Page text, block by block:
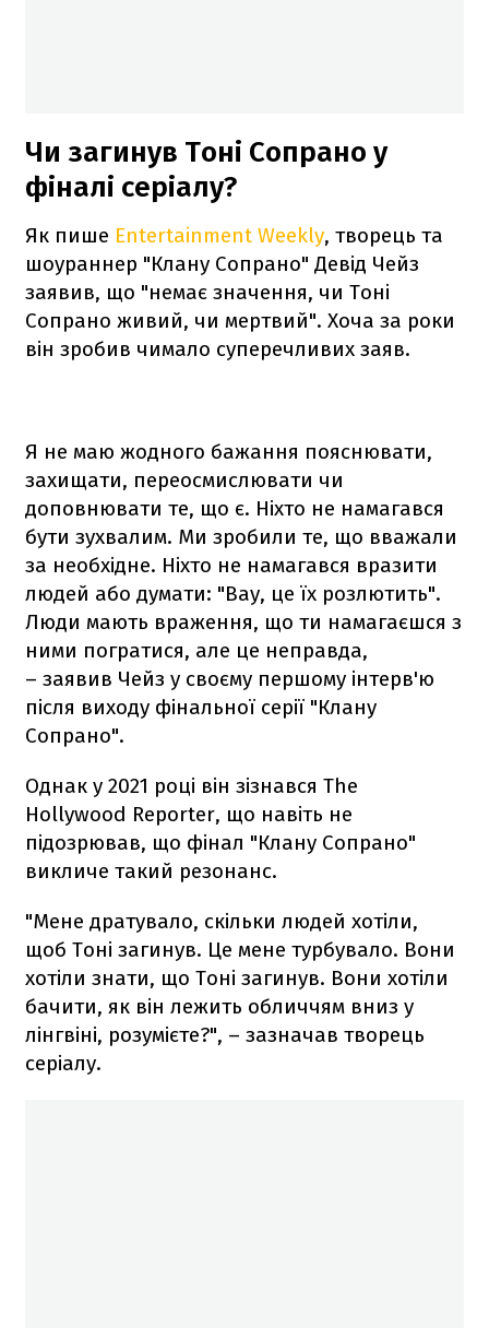
Чи загинув Тоні Сопрано у
фіналі серіалу?
Як пише Entertainment Weekly, творець та
шоураннер "Клану Сопрано" Девід Чейз
заявив, що "немає значення, чи Тоні
Сопрано живий, чи мертвий". Хоча за роки
він зробив чимало суперечливих заяв.
Я не маю жодного бажання пояснювати,
захищати, переосмислювати чи
доповнювати те, що є. Ніхто не намагався
бути зухвалим. Ми зробили те, що вважали
за необхідне. Ніхто не намагався вразити
людей або думати: "Вау, це їх розлютить".
Люди мають враження, що ти намагаєшся з
ними погратися, але це неправда,
– заявив Чейз у своєму першому інтерв'ю
після виходу фінальної серії "Клану
Сопрано".
Однак у 2021 році він зізнався The
Hollywood Reporter, що навіть не
підозрював, що фінал "Клану Сопрано"
викличе такий резонанс.
"Мене дратувало, скільки людей хотіли,
щоб Тоні загинув. Це мене турбувало. Вони
хотіли знати, що Тоні загинув. Вони хотіли
бачити, як він лежить обличчям вниз у
лінгвіні, розумієте?", – зазначав творець
серіалу.